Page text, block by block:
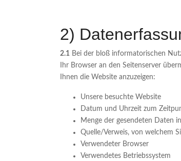
2)
2.1 Bei der bloß informatorischen
Ihr Browser an den Seitenserver
Ihnen die Website anzuzeigen:
Unsere besuchte Website
Datum und Uhrzeit zum
Menge der gesendeten Daten
Quelle/Verweis, von welchem
Verwendeter Browser
Verwendetes Betriebssystem